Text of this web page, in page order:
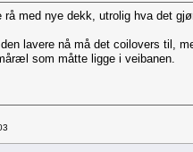
rå med nye dekk, utrolig hva det
lavere nå må det coilovers til,
som måtte ligge i veibanen.